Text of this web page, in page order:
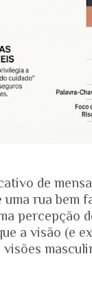
de
rua bem
percepção
a visão (e